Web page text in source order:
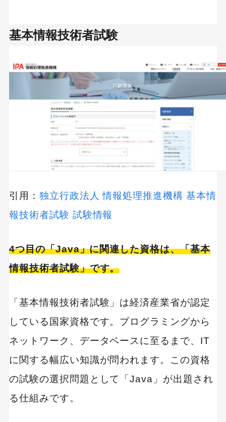
基本情報技術者試験
引用： 独立行政法人 情報処理推進機構 基本情
報技術者試験 試験情報
4つ目の「Java」に関連した資格は、「基本
情報技術者試験」です。
「基本情報技術者試験」は経済産業省が認定
している国家資格です。プログラミングから
ネットワーク、データベースに至るまで、IT
に関する幅広い知識が問われます。この資格
の試験の選択問題として「Java」が出題され
る仕組みです。